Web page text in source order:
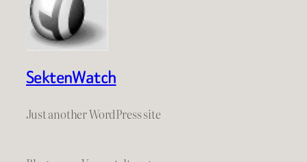
SektenWatch
Just another WordPress site